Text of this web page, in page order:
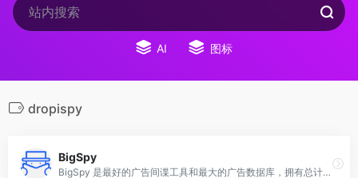
AI 图标
dropispy
BigSpy
BigSpy 是最好的广告间谍工具和最大的广告数据库，拥有总计约 10 亿的数据量和 100 万次更新，涵盖 Facebook、Google、Youtube、Tiktok 等。